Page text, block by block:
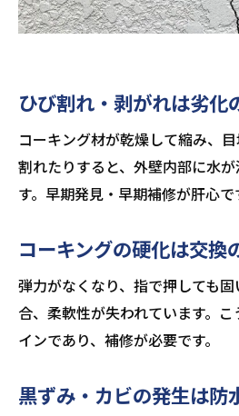
ひび割れ・剥がれは劣化
コーキング材が乾燥して縮み、
割れたりすると、外壁内部に水
す。早期発見・早期補修が肝心で
コーキングの硬化は交換
弾力がなくなり、指で押しても
合、柔軟性が失われています。
インであり、補修が必要です。
黒ずみ・カビの発生は防